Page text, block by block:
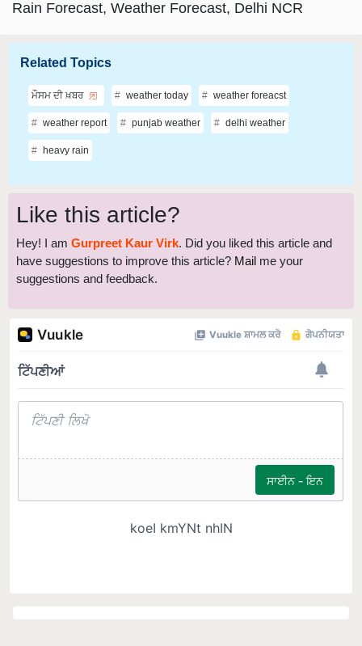
Rain Forecast, Weather Forecast, Delhi NCR
Related Topics
ਮੌਸਮ ਦੀ ਖ਼ਬਰ weather today weather foreacst
weather report punjab weather delhi weather
heavy rain
Like this article?
Hey! I am Gurpreet Kaur Virk. Did you liked this article and
have suggestions to improve this article? Mail me your
suggestions and feedback.